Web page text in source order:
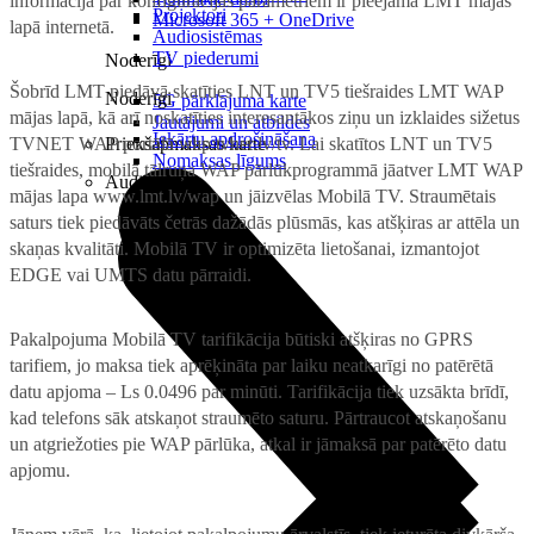
Microsoft 365 + OneDrive
Noderīgi
5G pārklājuma karte
Jautājumi un atbildes
Priekšapmaksas karte
Projektori
Audiosistēmas
TV piederumi
Noderīgi
Iekārtu apdrošināšana
Nomaksas līgums
Audio
lapā internetā.
Šobrīd LMT piedāvā skatīties LNT un TV5 tiešraides LMT WAP
mājas lapā, kā arī noskatīties interesantākos ziņu un izklaides sižetus
TVNET WAP portālā wap.tvnet.lv/tv. Lai skatītos LNT un TV5
tiešraides, mobilā tālruņa WAP pārlūkprogrammā jāatver LMT WAP
mājas lapa www.lmt.lv/wap un jāizvēlas Mobilā TV. Straumētais
saturs tiek piedāvāts četrās dažādās plūsmās, kas atšķiras ar attēla un
skaņas kvalitāti. Mobilā TV ir optimizēta lietošanai, izmantojot
EDGE vai UMTS datu pārraidi.
Pakalpojuma Mobilā TV tarifikācija būtiski atšķiras no GPRS
tarifiem, jo maksa tiek aprēķināta par laiku neatkarīgi no patērētā
datu apjoma – Ls 0.0496 par minūti. Tarifikācija tiek uzsākta brīdī,
kad telefons sāk atskaņot straumēto saturu. Pārtraucot atskaņošanu
un atgriežoties pie WAP pārlūka, atkal ir jāmaksā par patērēto datu
apjomu.